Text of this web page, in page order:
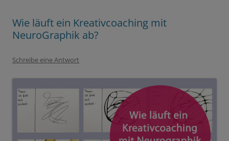
Wie läuft ein Kreativcoaching mit
NeuroGraphik ab?
Schreibe eine Antwort